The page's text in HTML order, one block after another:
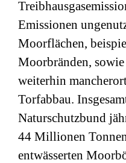
Emissionen
Moorflächen,
Moorbränden,
weiterhin
Torfabbau.
Naturschutzbund
44 Millionen
entwässerten